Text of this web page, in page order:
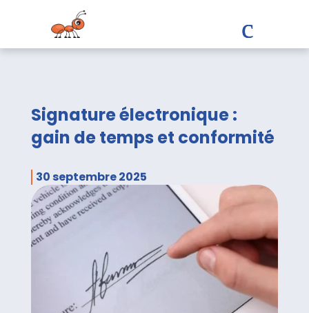
Signature électronique :
gain de temps et conformité
30 septembre 2025